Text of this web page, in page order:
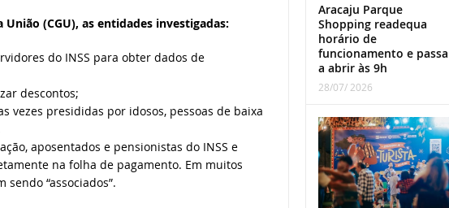
(CGU), as entidades investigadas:
do INSS para obter dados de
descontos;
vezes presididas por idosos, pessoas de baixa
aposentados e pensionistas do INSS e
na folha de pagamento. Em muitos
“associados”.
Aracaju Parque
Shopping readequa
horário de
funcionamento e passa
a abrir às 9h
28/07/ 2026